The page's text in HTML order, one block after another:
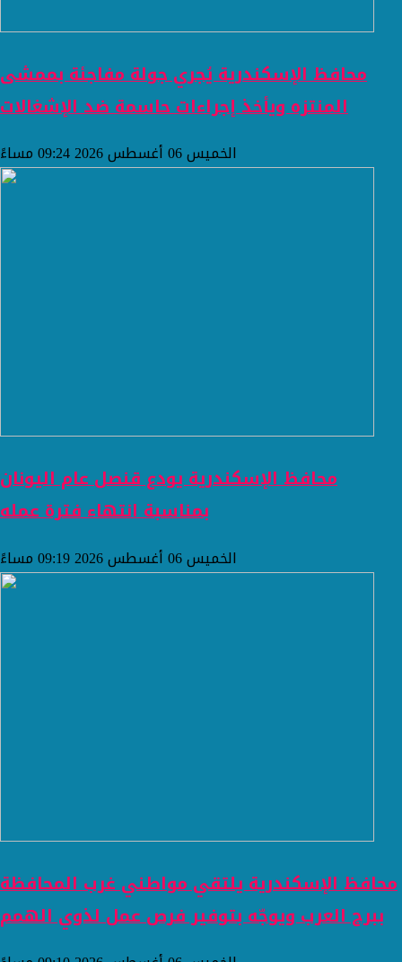
محافظ الإسكندرية يُجري جولة مفاجئة بممشى
المنتزه ويأخذ إجراءات حاسمة ضد الإشغالات
الخميس 06 أغسطس 2026 09:24 مساءً
محافظ الإسكندرية يودع قنصل عام اليونان
بمناسبة انتهاء فترة عمله
الخميس 06 أغسطس 2026 09:19 مساءً
محافظ الإسكندرية يلتقي مواطني غرب المحافظة
ببرج العرب ويوجّه بتوفير فرص عمل لذوي الهمم